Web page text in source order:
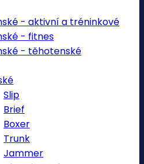
- aktivní a tréninkové
- fitnes
- těhotenské
Slip
Brief
Boxer
Trunk
Jammer